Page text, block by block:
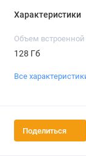
Характеристики
Объем
128 Гб
Все
Поделиться